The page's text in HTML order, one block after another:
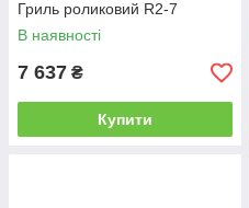
Гриль роликовий R2-7
В наявності
7 637 ₴
Купити